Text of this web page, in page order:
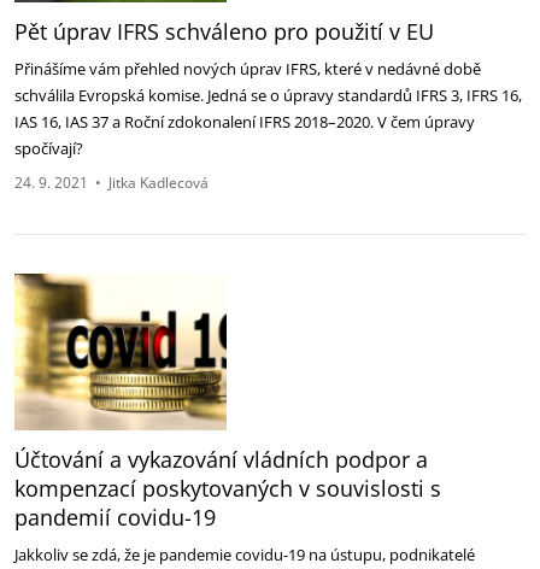
Pět úprav IFRS schváleno pro použití v EU
Přinášíme vám přehled nových úprav IFRS, které v nedávné době
schválila Evropská komise. Jedná se o úpravy standardů IFRS 3, IFRS 16,
IAS 16, IAS 37 a Roční zdokonalení IFRS 2018–2020. V čem úpravy
spočívají?
24. 9. 2021 • Jitka Kadlecová
Účtování a vykazování vládních podpor a
kompenzací poskytovaných v souvislosti s
pandemií covidu-19
Jakkoliv se zdá, že je pandemie covidu-19 na ústupu, podnikatelé